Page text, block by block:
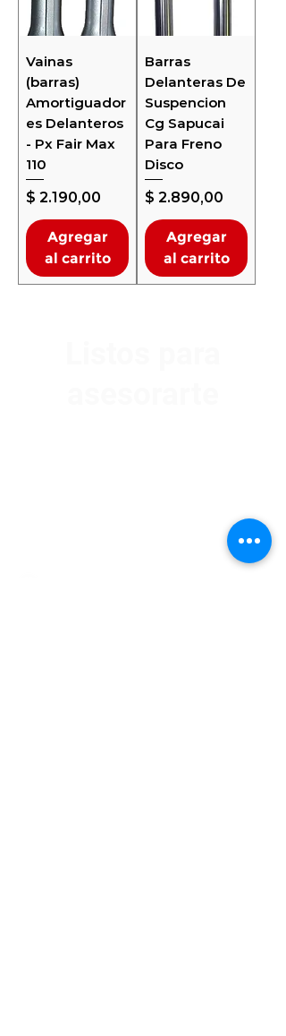
Vainas
(barras)
Amortiguador
es Delanteros
- Px Fair Max
110
Precio
$ 2.190,00
Agregar
al carrito
Barras
Delanteras De
Suspencion
Cg Sapucai
Para Freno
Disco
Precio
$ 2.890,00
Agregar
al carrito